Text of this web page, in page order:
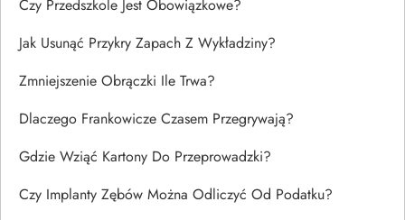
Czy Przedszkole Jest Obowiązkowe?
Jak Usunąć Przykry Zapach Z Wykładziny?
Zmniejszenie Obrączki Ile Trwa?
Dlaczego Frankowicze Czasem Przegrywają?
Gdzie Wziąć Kartony Do Przeprowadzki?
Czy Implanty Zębów Można Odliczyć Od Podatku?